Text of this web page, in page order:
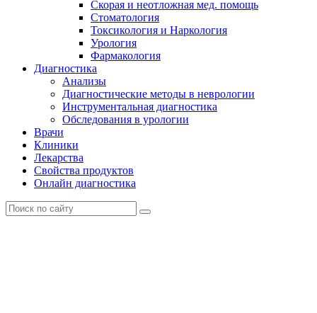
Скорая и неотложная мед. помощь
Стоматология
Токсикология и Наркология
Урология
Фармакология
Диагностика
Анализы
Диагностические методы в неврологии
Инструментальная диагностика
Обследования в урологии
Врачи
Клиники
Лекарства
Свойства продуктов
Онлайн диагностика